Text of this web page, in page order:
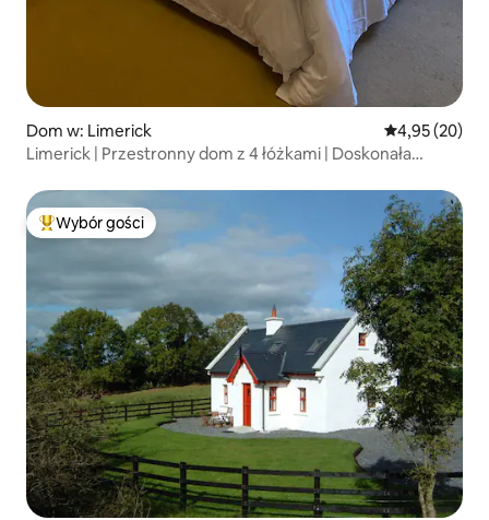
Dom w: Limerick Średnia
4,95 (20)
Limerick | Przestronny dom z 4 łóżkami | Doskonała
Najpopularniejsze z kategorii Wybór gości
Wybór gości